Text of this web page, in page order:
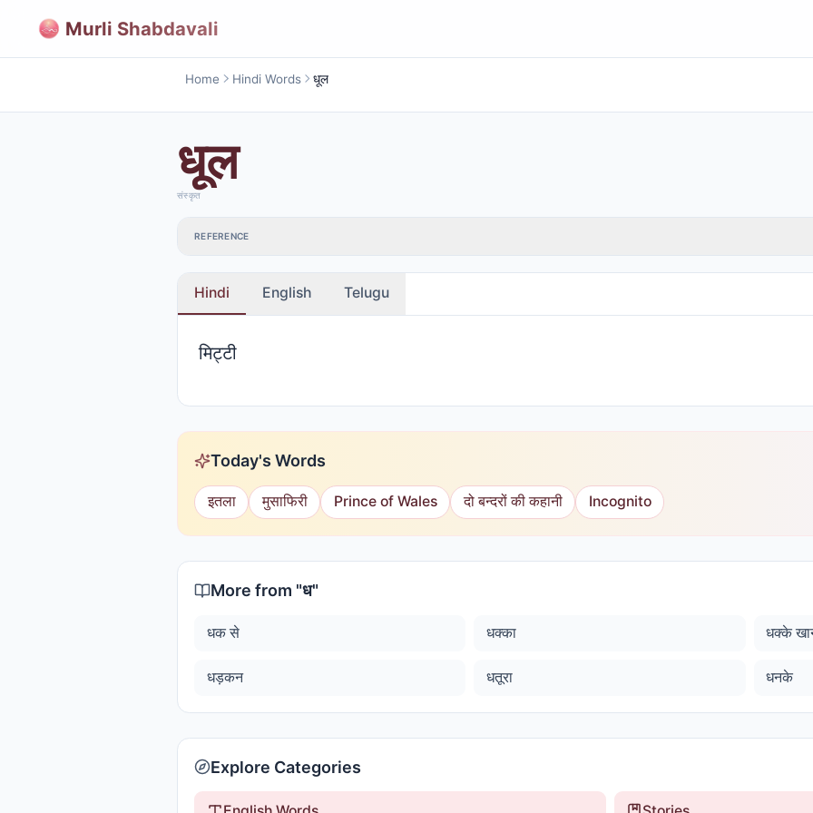
Murli Shabdavali
Home Hindi Words धूल
धूल
संस्कृत
REFERENCE
Hindi English Telugu
मिट्टी
Today's Words
इतला मुसाफिरी Prince of Wales दो बन्दरों की कहानी Incognito
More from "ध"
धक से धक्का धक्के
धड़कन धतूरा धनके
Explore Categories